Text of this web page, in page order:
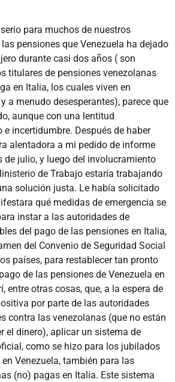
para muchos de nuestros
pensiones que Venezuela ha dejado
durante casi dos años ( son
titulares de pensiones venezolanas
en Italia, los cuales viven en
a menudo desesperantes), parece que
aunque con una lentitud
e incertidumbre. Después de haber
alentadora a mi pedido de informe
de julio, y luego del involucramiento
de Trabajo estaría trabajando
solución justa. Le había solicitado
qué medidas de emergencia se
instar a las autoridades de
del pago de las pensiones en Italia,
del Convenio de Seguridad Social
países, para restablecer tan pronto
de las pensiones de Venezuela en
entre otras cosas, que, a la espera de
por parte de las autoridades
contra las venezolanas (que no están
el dinero), aplicar un sistema de
como se hizo para los jubilados
Venezuela, también para las
(no) pagas en Italia. Este sistema